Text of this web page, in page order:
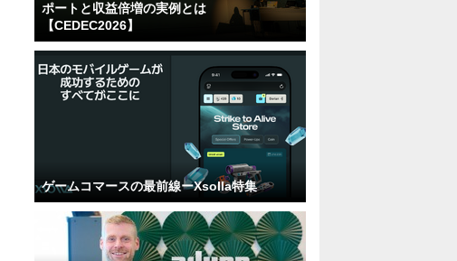
ポートと収益倍増の実例とは
【CEDEC2026】
ゲームコマースの最前線ーXsolla特集